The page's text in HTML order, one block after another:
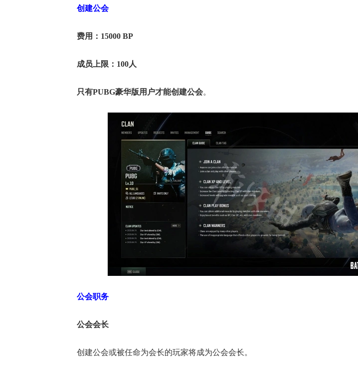
创建公会
费用：15000 BP
成员上限：100人
只有PUBG豪华版用户才能创建公会。
公会职务
公会会长
创建公会或被任命为会长的玩家将成为公会会长。